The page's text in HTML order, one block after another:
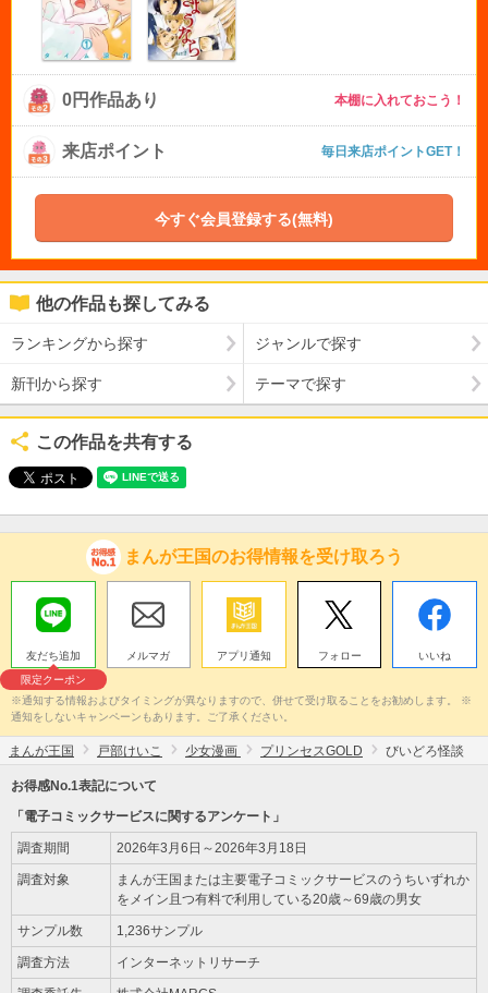
0円作品あり 本棚に入れておこう！
来店ポイント 毎日来店ポイントGET！
今すぐ会員登録する(無料)
他の作品も探してみる
ランキングから探す ジャンルで探す
新刊から探す テーマで探す
この作品を共有する
まんが王国のお得情報を受け取ろう
友だち追加
限定クーポン
メルマガ アプリ通知 フォロー いいね
※通知する情報およびタイミングが異なりますので、併せて受け取ることをお勧めします。 ※
通知をしないキャンペーンもあります。ご了承ください。
まんが王国 戸部けいこ 少女漫画 プリンセスGOLD びいどろ怪談
お得感No.1表記について
「電子コミックサービスに関するアンケート」
調査期間 2026年3月6日～2026年3月18日
調査対象
まんが王国または主要電子コミックサービスのうちいずれか
をメイン且つ有料で利用している20歳～69歳の男女
サンプル数 1,236サンプル
調査方法 インターネットリサーチ